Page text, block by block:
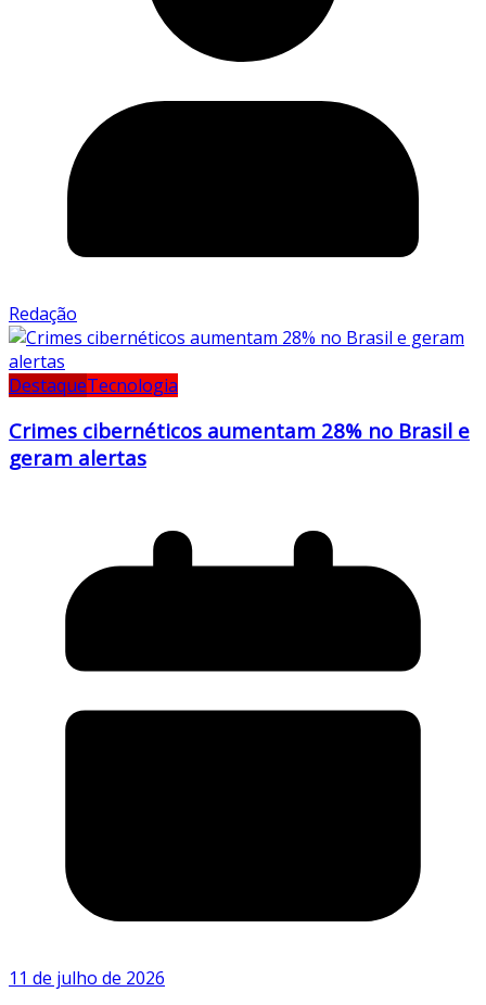
Redação
DestaqueTecnologia
Crimes cibernéticos aumentam 28% no Brasil e
geram alertas
11 de julho de 2026